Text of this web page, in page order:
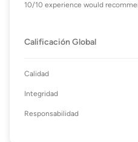
10/10 experience would
Calificación Global
Calidad
Integridad
Responsabilidad